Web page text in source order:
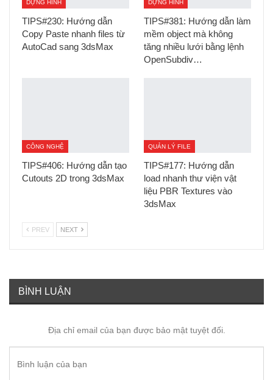
DỰNG HÌNH
TIPS#230: Hướng dẫn
Copy Paste nhanh files từ
AutoCad sang 3dsMax
DỰNG HÌNH
TIPS#381: Hướng dẫn làm
mềm object mà không
tăng nhiều lưới bằng lệnh
OpenSubdiv…
CÔNG NGHỆ
TIPS#406: Hướng dẫn tạo
Cutouts 2D trong 3dsMax
QUẢN LÝ FILE
TIPS#177: Hướng dẫn
load nhanh thư viện vật
liệu PBR Textures vào
3dsMax
PREV NEXT
BÌNH LUẬN
Địa chỉ email của bạn được bảo mật tuyệt đối.